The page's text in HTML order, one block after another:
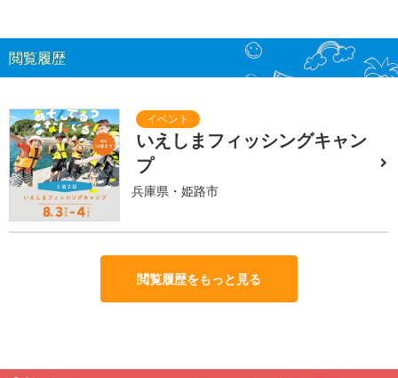
閲覧履歴
いえしまフィッシングキャン
プ
兵庫県・姫路市
閲覧履歴をもっと見る